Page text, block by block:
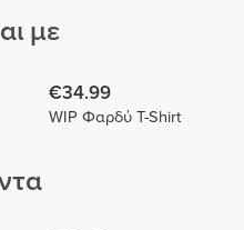
με
€34.99
WIP Φαρδύ T-Shirt